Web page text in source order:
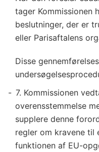
tager Kommissionen
beslutninger, der er
eller Parisaftalens
Disse
7. Kommissionen
overensstemmelse
supplere denne
regler om kravene til
funktionen af EU-